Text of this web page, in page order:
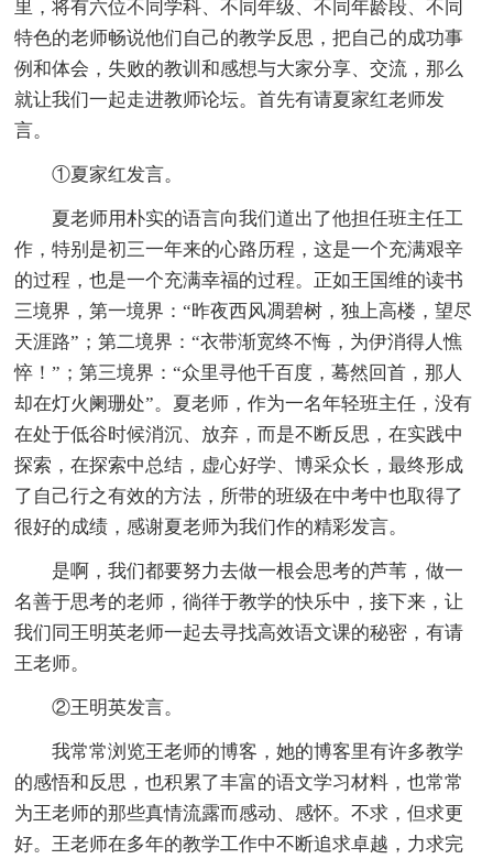
里，将有六位不同学科、不同年级、不同年龄段、不同
特色的老师畅说他们自己的教学反思，把自己的成功事
例和体会，失败的教训和感想与大家分享、交流，那么
就让我们一起走进教师论坛。首先有请夏家红老师发
言。
①夏家红发言。
夏老师用朴实的语言向我们道出了他担任班主任工
作，特别是初三一年来的心路历程，这是一个充满艰辛
的过程，也是一个充满幸福的过程。正如王国维的读书
三境界，第一境界：“昨夜西风凋碧树，独上高楼，望尽
天涯路”；第二境界：“衣带渐宽终不悔，为伊消得人憔
悴！”；第三境界：“众里寻他千百度，蓦然回首，那人
却在灯火阑珊处”。夏老师，作为一名年轻班主任，没有
在处于低谷时候消沉、放弃，而是不断反思，在实践中
探索，在探索中总结，虚心好学、博采众长，最终形成
了自己行之有效的方法，所带的班级在中考中也取得了
很好的成绩，感谢夏老师为我们作的精彩发言。
是啊，我们都要努力去做一根会思考的芦苇，做一
名善于思考的老师，徜徉于教学的快乐中，接下来，让
我们同王明英老师一起去寻找高效语文课的秘密，有请
王老师。
②王明英发言。
我常常浏览王老师的博客，她的博客里有许多教学
的感悟和反思，也积累了丰富的语文学习材料，也常常
为王老师的那些真情流露而感动、感怀。不求，但求更
好。王老师在多年的教学工作中不断追求卓越，力求完